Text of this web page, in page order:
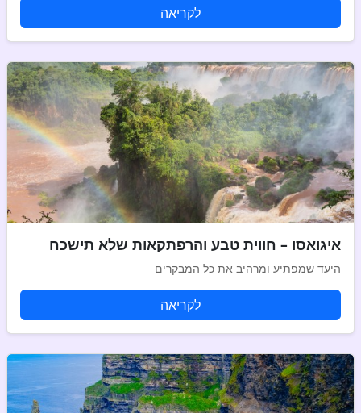
לקריאה
איגואסו – חווית טבע והרפתקאות שלא תישכח
היעד שמפתיע ומרהיב את כל המבקרים
לקריאה